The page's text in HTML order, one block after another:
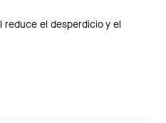
reduce el desperdicio y el